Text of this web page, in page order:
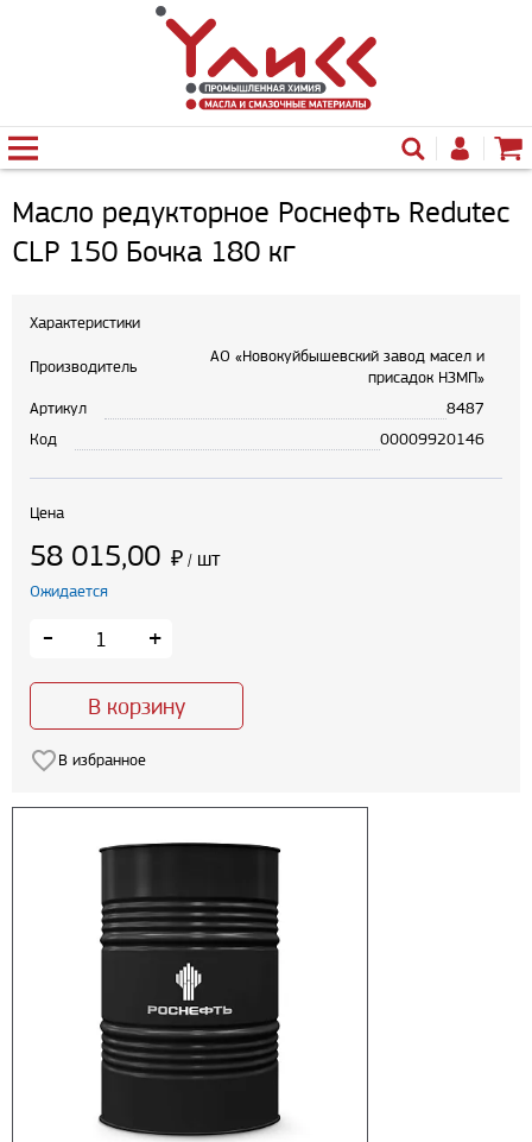
Масло редукторное Роснефть Redutec
CLP 150 Бочка 180 кг
Характеристики
Производитель
АО «Новокуйбышевский завод масел и
присадок НЗМП»
Артикул
8487
Код
00009920146
Цена
58 015,00 ₽ / шт
Ожидается
- +
В корзину
В избранное